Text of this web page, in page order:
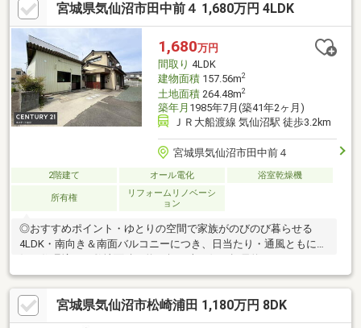
宮城県気仙沼市田中前４ 1,680万円 4LDK
1,680万円
間取り 4LDK
建物面積157.56m2
土地面積264.48m2
築年月 1985年7月(築41年2ヶ月)
ＪＲ大船渡線 気仙沼駅 徒歩3.2km
宮城県気仙沼市田中前４
2階建て オール電化 浴室乾燥機
所有権
リフォームリノベーシ
ョン
◎おすすめポイント・ゆとりの空間で家族がのびのび暮らせる
4LDK・南向き＆南面バルコニーにつき、日当たり・通風ともに良
りある道路に面し駐車もスムーズ◎・令和5年2月内装リフォーム
済みのため新生活を気持ちよくスタートできます！◎ライフイン
フォメーション・ファミリーマート気仙沼田中前三丁目店 徒歩2
分 約140ｍ・セブンイレブン気仙沼上田中１丁目店 徒歩5分
宮城県気仙沼市松崎浦田 1,180万円 8DK